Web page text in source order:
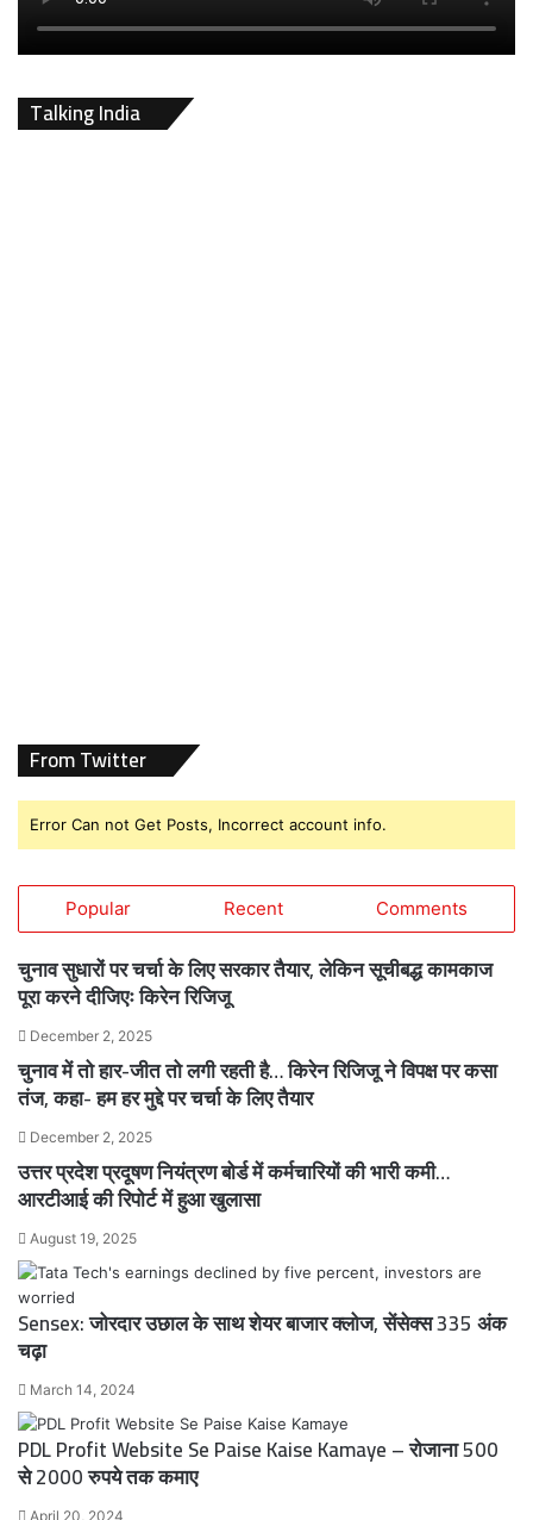
Talking India
From Twitter
Error Can not Get Posts, Incorrect account info.
Popular Recent Comments
चुनाव सुधारों पर चर्चा के लिए सरकार तैयार, लेकिन सूचीबद्ध कामकाज
पूरा करने दीजिएः किरेन रिजिजू
December 2, 2025
चुनाव में तो हार-जीत तो लगी रहती है… किरेन रिजिजू ने विपक्ष पर कसा
तंज, कहा- हम हर मुद्दे पर चर्चा के लिए तैयार
December 2, 2025
उत्तर प्रदेश प्रदूषण नियंत्रण बोर्ड में कर्मचारियों की भारी कमी…
आरटीआई की रिपोर्ट में हुआ खुलासा
August 19, 2025
Sensex: जोरदार उछाल के साथ शेयर बाजार क्लोज, सेंसेक्स 335 अंक
चढ़ा
March 14, 2024
PDL Profit Website Se Paise Kaise Kamaye – रोजाना 500
से 2000 रुपये तक कमाए
April 20, 2024